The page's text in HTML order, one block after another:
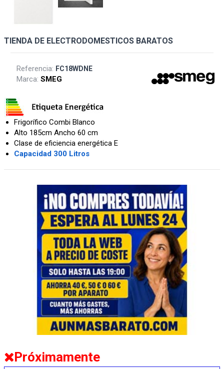
TIENDA DE ELECTRODOMESTICOS BARATOS
Referencia: FC18WDNE
Marca:SMEG
Frigorífico Combi Blanco
Alto 185cm Ancho 60 cm
Clase de eficiencia energética E
Capacidad 300 Litros
Próximamente